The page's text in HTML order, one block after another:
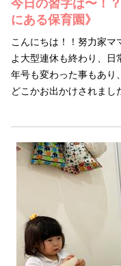
今日の習字は〜！
にある保育園》
こんにちは！！努力家
よ大型連休も終わり、日
年号も変わった事もあり
どこかお出かけされまし